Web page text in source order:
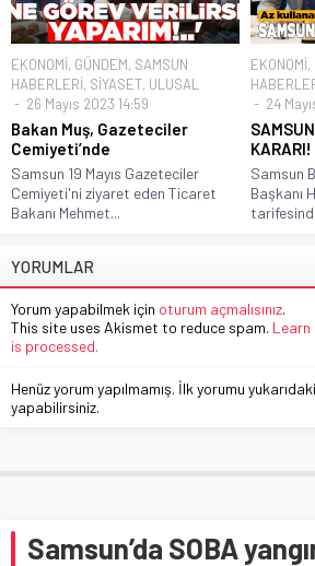
EKONOMİ, GÜNDEM, SAMSUN
HABERLERİ, SİYASET, ULUSAL
26 Mayıs 2023 14:59
Bakan Muş, Gazeteciler
Cemiyeti’nde
Samsun 19 Mayıs Gazeteciler
Cemiyeti'ni ziyaret eden Ticaret
Bakanı Mehmet...
EKONOMİ,
24
KARARI!
Samsun
Başkanı
YORUMLAR
Yorum yapabilmek için oturum açmalısınız.
This site uses Akismet to reduce spam. Learn
is processed.
Henüz yorum yapılmamış. İlk yorumu
yapabilirsiniz.
Samsun’da SOBA